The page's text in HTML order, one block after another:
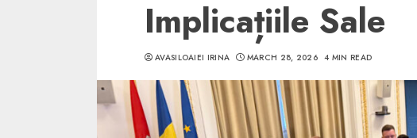
Implicațiile Sale
AVASILOAIEI IRINA MARCH 28, 2026 4 MIN READ
5 min read
SpotOn Cluj
Ce poti vizita in jurul
Clujului cand te afli intr-
weekend prelungit in